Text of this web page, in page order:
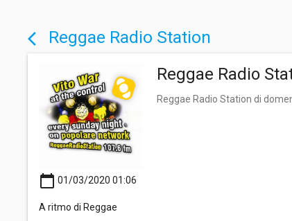
arrow_back_ios Reggae Radio Station
Reggae Radio
Reggae Radio Station di
calendar_today 01/03/2020 01:06
A ritmo di Reggae